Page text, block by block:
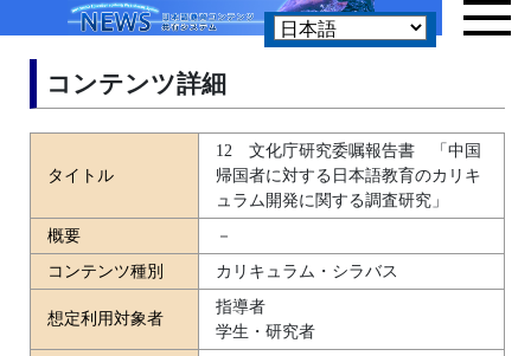
コンテンツ詳細
タイトル
12 文化庁研究委嘱報告書 「中国
帰国者に対する日本語教育のカリキ
ュラム開発に関する調査研究」
概要
－
コンテンツ種別
カリキュラム・シラバス
想定利用対象者
指導者
学生・研究者